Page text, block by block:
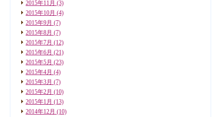
2015年11月 (3)
2015年10月 (4)
2015年9月 (7)
2015年8月 (7)
2015年7月 (12)
2015年6月 (21)
2015年5月 (23)
2015年4月 (4)
2015年3月 (7)
2015年2月 (10)
2015年1月 (13)
2014年12月 (10)